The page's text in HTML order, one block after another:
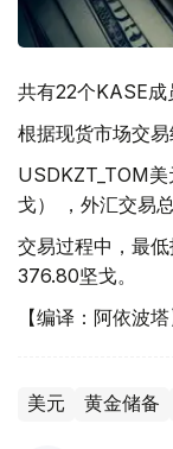
共有22个KASE成
根据现货市场交易
USDKZT_TOM
戈） ，外汇交易
交易过程中，最
376.80坚戈。
【编译：阿依波塔
美元 黄金储备